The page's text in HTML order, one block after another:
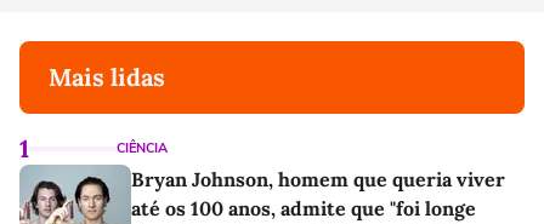
Mais lidas
1 CIÊNCIA
Bryan Johnson, homem que queria viver
até os 100 anos, admite que "foi longe